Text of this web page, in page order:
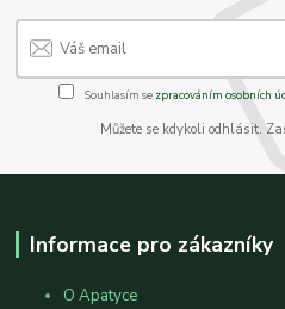
Souhlasím se zpracováním osobních
Můžete se kdykoli odhlásit.
Informace pro zákazníky
O Apatyce